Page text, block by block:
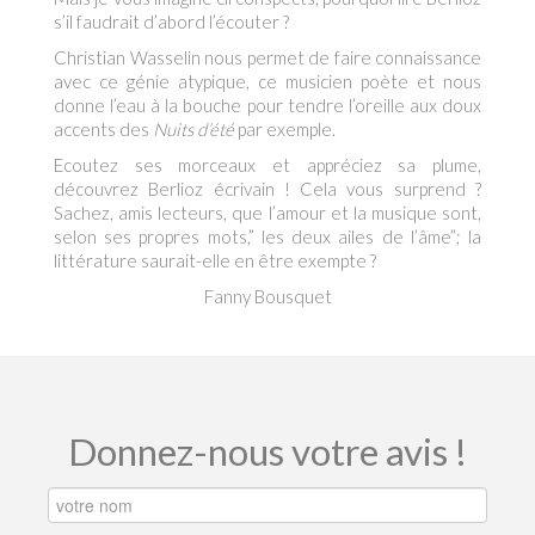
s’il faudrait d’abord l’écouter ?
Christian Wasselin nous permet de faire connaissance
avec ce génie atypique, ce musicien poète et nous
donne l’eau à la bouche pour tendre l’oreille aux doux
accents des Nuits d’été par exemple.
Ecoutez ses morceaux et appréciez sa plume,
découvrez Berlioz écrivain ! Cela vous surprend ?
Sachez, amis lecteurs, que l’amour et la musique sont,
selon ses propres mots,” les deux ailes de l’âme”; la
littérature saurait-elle en être exempte ?
Fanny Bousquet
Donnez-nous votre avis !